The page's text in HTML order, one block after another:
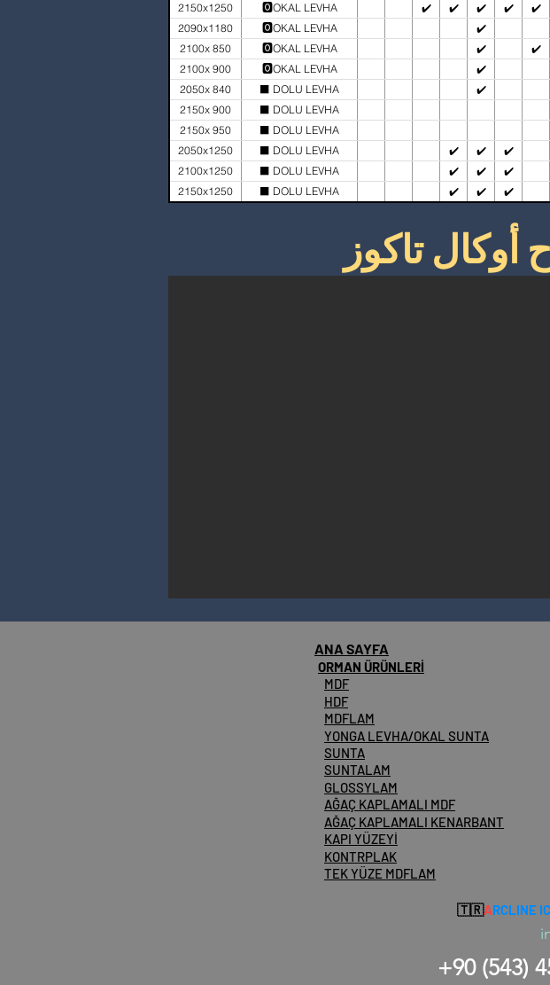
2150x1250
🅾️OKAL LEVHA ✔️ ✔️ ✔️ ✔️
✔️
2090x1180
🅾️OKAL LEVHA
✔️
2100x 850
🅾️OKAL LEVHA ✔️
✔️
2100x 900
🅾️OKAL LEVHA
✔️
2050x 840
⬛ DOLU LEVHA ✔️
2150x 900
⬛ DOLU LEVHA
2150x 950
⬛ DOLU LEVHA
2050x1250
⬛ DOLU LEVHA ✔️ ✔️
✔️
2100x1250
⬛ DOLU LEVHA ✔️ ✔️
✔️
2150x1250
⬛ DOLU LEVHA ✔️ ✔️ ✔️
أوكال تاكوز
ANA SAYFA
ORMAN ÜRÜNLERİ
MDF
MDFLAM
HDF
YONGA LEVHA/OKAL SUNTA
SUNTA
SUNTALAM
GLOSSYLAM
AĞAÇ KAPLAMALI MDF
AĞAÇ KAPLAMALI KENARBANT
KAPI YÜZEYİ
KONTRPLAK
TEK YÜZE MDFLAM
🇹🇷ARCLINE
+90 (543)